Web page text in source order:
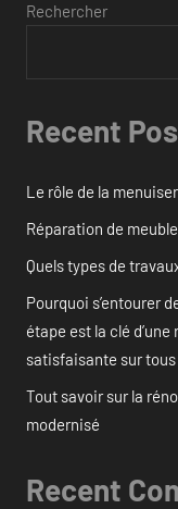
Rechercher
Recent
Le rôle de la
Réparation de
Quels types de
Pourquoi s’entourer
étape est la clé
satisfaisante sur tous
Tout savoir sur la
modernisé
Recent